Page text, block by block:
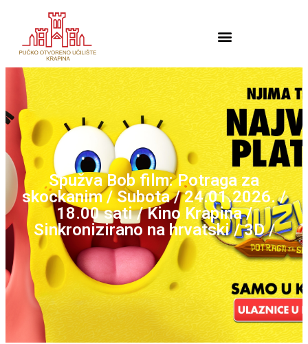
Spužva Bob film: Potraga za
skockanim / Subota / 24.01.2026. /
18.00 sati / Kino Krapina /
Sinkronizirano na hrvatski / 3D /